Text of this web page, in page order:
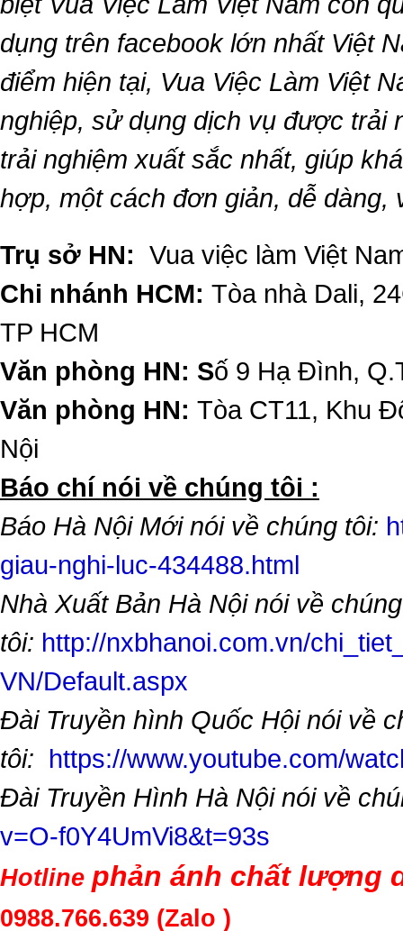
dụng trên facebook lớn nhất Việt
điểm hiện tại, Vua Việc Làm Việt
nghiệp, sử dụng dịch vụ được trải
trải nghiệm xuất sắc nhất, giúp
hợp, một cách đơn giản, dễ dàng,
Trụ sở HN: Vua việc làm Việt
Chi nhánh HCM: Tòa nhà Dali,
TP HCM
Văn phòng HN: Số 9 Hạ Đình,
Văn phòng HN: Tòa CT11, Khu
Nội
​Báo chí nói về chúng tôi :
Báo Hà Nội Mới nói về chúng tôi:
giau-nghi-luc-434488.html
Nhà Xuất Bản Hà Nội nói về chúng
tôi: http://nxbhanoi.com.vn/
VN/Default.aspx
Đài Truyền hình Quốc Hội nói về
tôi: https://www.youtube.com/
Đài Truyền Hình Hà Nội nói về
v=O-f0Y4UmVi8&t=93s
Hotline phản ánh chất lượng
0988.766.639 (Zalo )